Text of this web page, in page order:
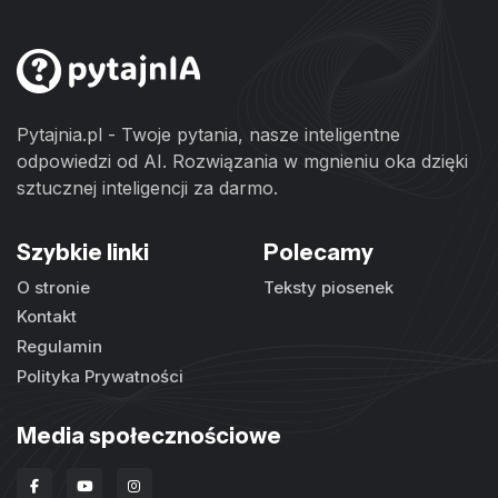
Pytajnia.pl - Twoje pytania, nasze inteligentne
odpowiedzi od AI. Rozwiązania w mgnieniu oka dzięki
sztucznej inteligencji za darmo.
Szybkie linki
O stronie
Kontakt
Regulamin
Polityka Prywatności
Polecamy
Teksty piosenek
Media społecznościowe